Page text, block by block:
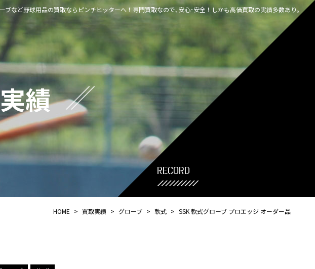
ブなど野球用品の買取ならピンチヒッターへ！専門買取なので､安心･安全！しかも高価買取の実績多数あり｡
績
record
HOME > 買取実績 > グローブ > 軟式 > SSK 軟式グローブ プロエッジ オーダー品